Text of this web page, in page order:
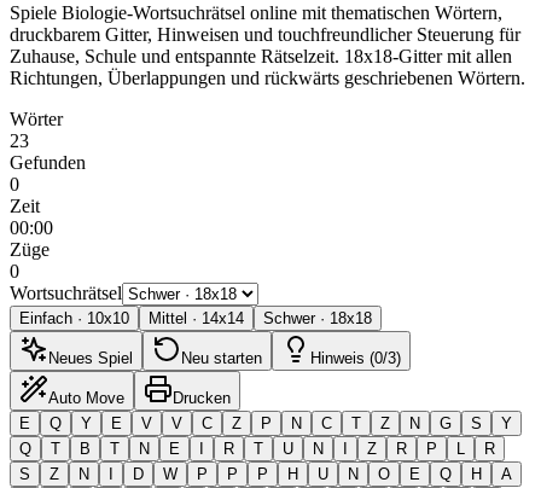
Spiele Biologie-Wortsuchrätsel online mit thematischen Wörtern,
druckbarem Gitter, Hinweisen und touchfreundlicher Steuerung für
Zuhause, Schule und entspannte Rätselzeit. 18x18-Gitter mit allen
Richtungen, Überlappungen und rückwärts geschriebenen Wörtern.
Wörter
23
Gefunden
0
Zeit
00:00
Züge
0
Wortsuchrätsel
Einfach · 10x10 Mittel · 14x14 Schwer· 18x18
Neues Spiel Neu starten Hinweis (0/3)
Auto Move
Drucken
E
Q Y E V V C Z P N C T Z N G S
Y
Q
T B T N E I R T U N I Z R P L
R
S
Z N I D W P P P H U N O E Q H
A